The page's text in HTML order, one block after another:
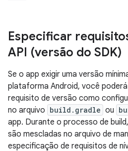
Especificar
API (versão do SDK)
Se o app exigir uma versão
plataforma Android, você
requisito de versão como
no arquivo build.gradle ou
app. Durante o processo de
são mescladas no arquivo de
especificação de requisitos de